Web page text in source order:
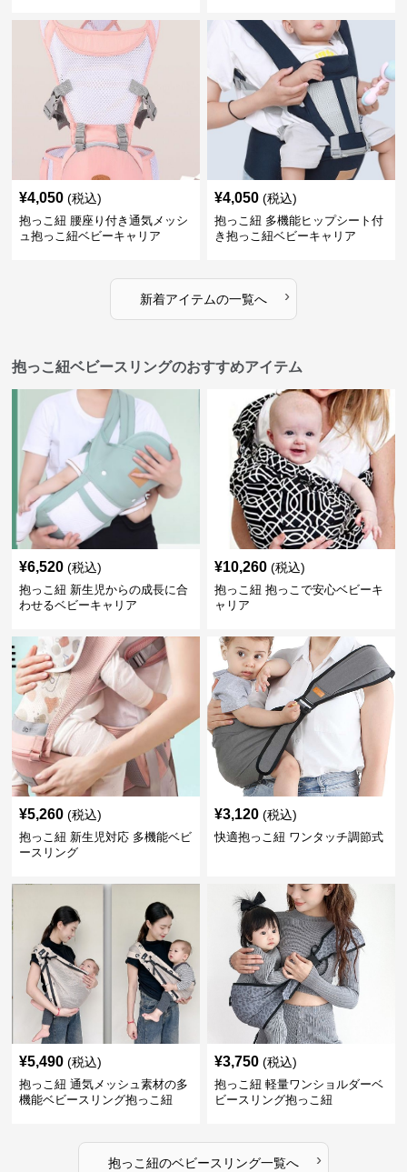
¥4,050 (税込)
抱っこ紐 腰座り付き通気メッシ
ュ抱っこ紐ベビーキャリア
¥4,050 (税込)
抱っこ紐 多機能ヒップシート付
き抱っこ紐ベビーキャリア
新着アイテムの一覧へ ›
抱っこ紐ベビースリングのおすすめアイテム
¥6,520 (税込)
抱っこ紐 新生児からの成長に合
わせるベビーキャリア
¥10,260 (税込)
抱っこ紐 抱っこで安心ベビーキ
ャリア
¥5,260 (税込)
抱っこ紐 新生児対応 多機能ベビ
ースリング
¥3,120 (税込)
快適抱っこ紐 ワンタッチ調節式
¥5,490 (税込)
抱っこ紐 通気メッシュ素材の多
機能ベビースリング抱っこ紐
¥3,750 (税込)
抱っこ紐 軽量ワンショルダーベ
ビースリング抱っこ紐
抱っこ紐のベビースリング一覧へ ›